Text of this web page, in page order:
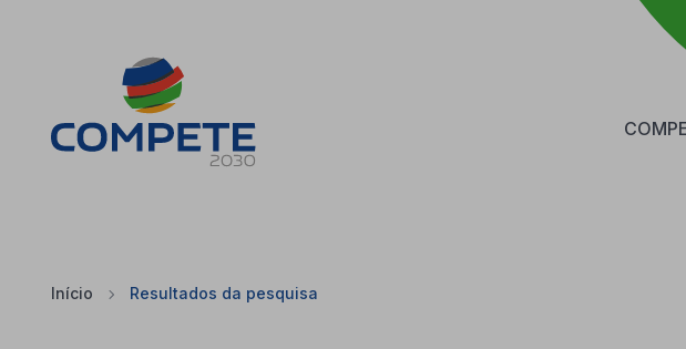
Início Resultados da pesquisa